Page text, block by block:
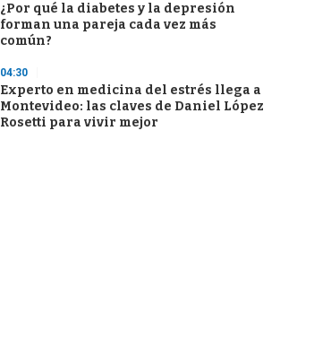
¿Por qué la diabetes y la depresión
forman una pareja cada vez más
común?
04:30
Experto en medicina del estrés llega a
Montevideo: las claves de Daniel López
Rosetti para vivir mejor